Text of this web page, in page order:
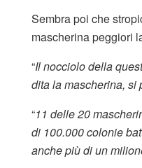
Sembra poi che
mascherina peggiori
“Il nocciolo della
dita la mascherina, si
“11 delle 20
di 100.000 colonie
anche più di un